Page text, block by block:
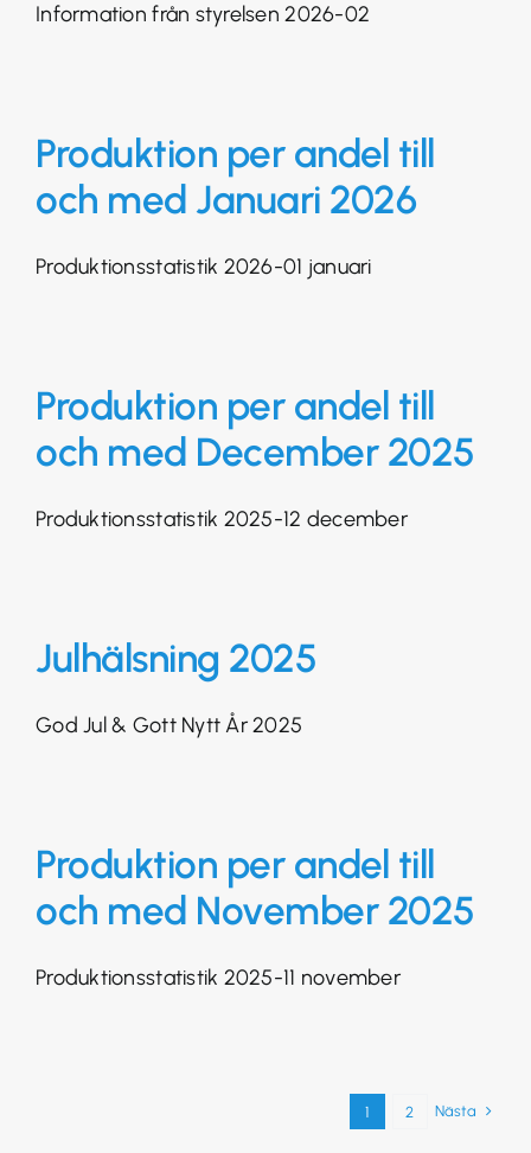
Information från styrelsen 2026-02
Produktion per andel till
och med Januari 2026
Produktionsstatistik 2026-01 januari
Produktion per andel till
och med December 2025
Produktionsstatistik 2025-12 december
Julhälsning 2025
God Jul & Gott Nytt År 2025
Produktion per andel till
och med November 2025
Produktionsstatistik 2025-11 november
1 2 Nästa